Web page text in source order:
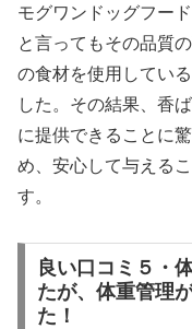
モグワンドッグフー
と言ってもその品質
の食材を使用してい
した。その結果、香
に提供できることに
め、安心して与える
す。
良い口コミ５・
たが、体重管理
た！